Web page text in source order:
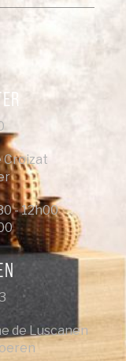
de Luscanen
Croizat
- 12h00